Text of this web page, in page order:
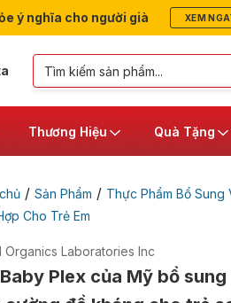
ý nghĩa cho người già XEM
Thương Hiệu Quà Tặng
/ Sản Phẩm / Thực Phẩm Bổ Sung
Cho Trẻ Em
Organics Laboratories Inc
Plex của Mỹ bổ